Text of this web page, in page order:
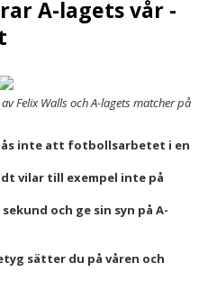
A-lagets vår -
Felix Walls och A-lagets matcher på
inte att fotbollsarbetet i en
vilar till exempel inte på
och ge sin syn på A-
sätter du på våren och